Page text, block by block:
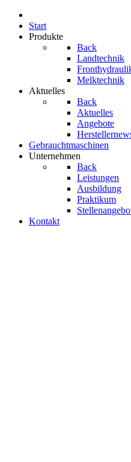
Start
Produkte
Back
Landtechnik
Melktechnik
Aktuelles
Back
Aktuelles
Angebote
Gebrauchtmaschinen
Unternehmen
Back
Leistungen
Ausbildung
Praktikum
Kontakt